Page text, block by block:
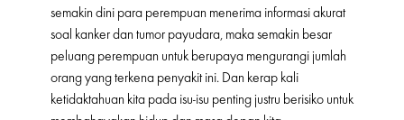
semakin dini para perempuan menerima informasi akurat
soal kanker dan tumor payudara, maka semakin besar
peluang perempuan untuk berupaya mengurangi jumlah
orang yang terkena penyakit ini. Dan kerap kali
ketidaktahuan kita pada isu-isu penting justru berisiko untuk